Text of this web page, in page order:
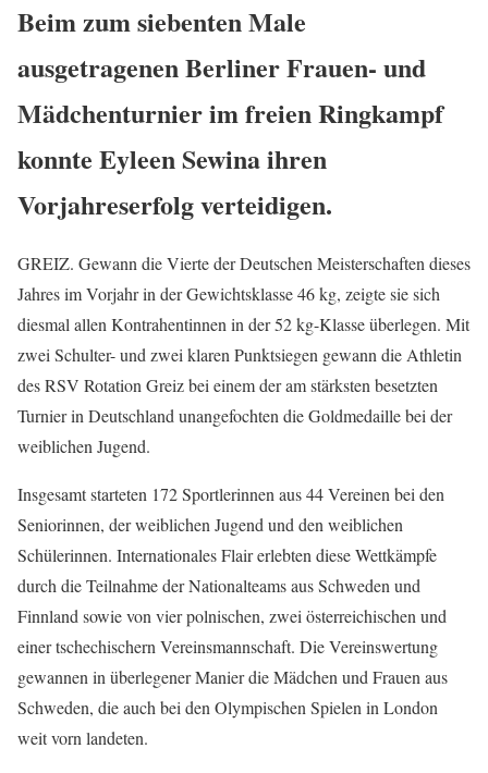
Beim zum siebenten Male
ausgetragenen Berliner Frauen- und
Mädchenturnier im freien Ringkampf
konnte Eyleen Sewina ihren
Vorjahreserfolg verteidigen.
GREIZ. Gewann die Vierte der Deutschen Meisterschaften dieses
Jahres im Vorjahr in der Gewichtsklasse 46 kg, zeigte sie sich
diesmal allen Kontrahentinnen in der 52 kg-Klasse überlegen. Mit
zwei Schulter- und zwei klaren Punktsiegen gewann die Athletin
des RSV Rotation Greiz bei einem der am stärksten besetzten
Turnier in Deutschland unangefochten die Goldmedaille bei der
weiblichen Jugend.
Insgesamt starteten 172 Sportlerinnen aus 44 Vereinen bei den
Seniorinnen, der weiblichen Jugend und den weiblichen
Schülerinnen. Internationales Flair erlebten diese Wettkämpfe
durch die Teilnahme der Nationalteams aus Schweden und
Finnland sowie von vier polnischen, zwei österreichischen und
einer tschechischern Vereinsmannschaft. Die Vereinswertung
gewannen in überlegener Manier die Mädchen und Frauen aus
Schweden, die auch bei den Olympischen Spielen in London
weit vorn landeten.